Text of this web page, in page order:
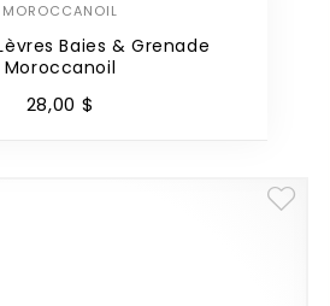
MOROCCANOIL
Baies & Grenade
Moroccanoil
28,00 $